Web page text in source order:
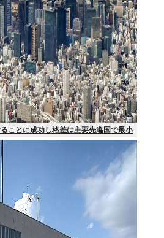
ことに成功し格差は主要先進国で最小